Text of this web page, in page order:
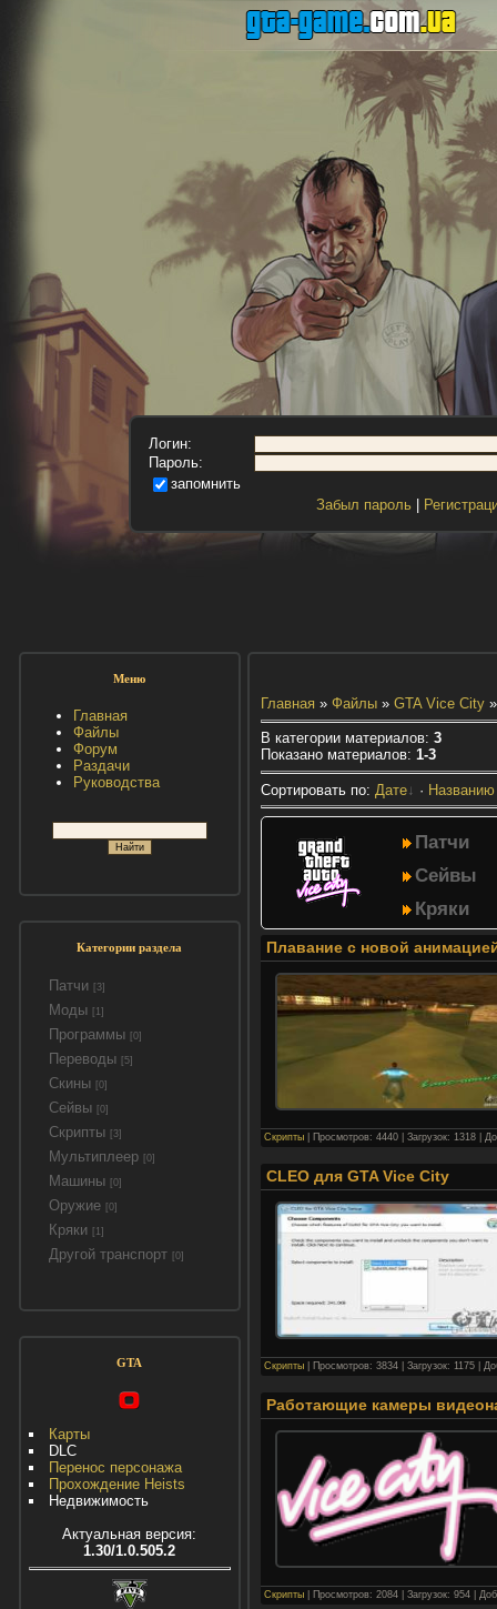
Логин:
Пароль:
запомнить
Забыл пароль|
Меню
Главная
Файлы
Форум
Раздачи
Руководства
Категории раздела
Патчи [3]
Моды [1]
Программы [0]
Переводы [5]
Скины [0]
Сейвы [0]
Скрипты [3]
Мультиплеер [0]
Машины [0]
Оружие [0]
Кряки [1]
Другой транспорт [0]
GTA
Карты
DLC
Перенос персонажа
Прохождение Heists
Недвижимость
Актуальная версия:
1.30/1.0.505.2
Главная» Файлы» GTA Vice City»
В категории материалов: 3
Показано материалов: 1-3
Сортировать по: Дате · Названию
Патчи
Сейвы
Кряки
Плавание с новой
Скрипты| Просмотров: 4440 | Загрузок: 1318 |
CLEO для GTA Vice City
Скрипты| Просмотров: 3834 | Загрузок: 1175 |
Работающие камеры
Скрипты| Просмотров: 2084 | Загрузок: 954 |